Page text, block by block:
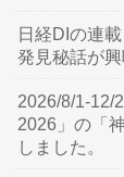
日経DIの連
発見秘話が興
2026/8/1-12/
2026」の「
しました。